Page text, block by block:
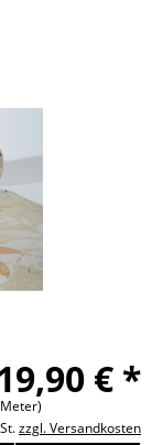
€ *
zzgl. Versandkosten